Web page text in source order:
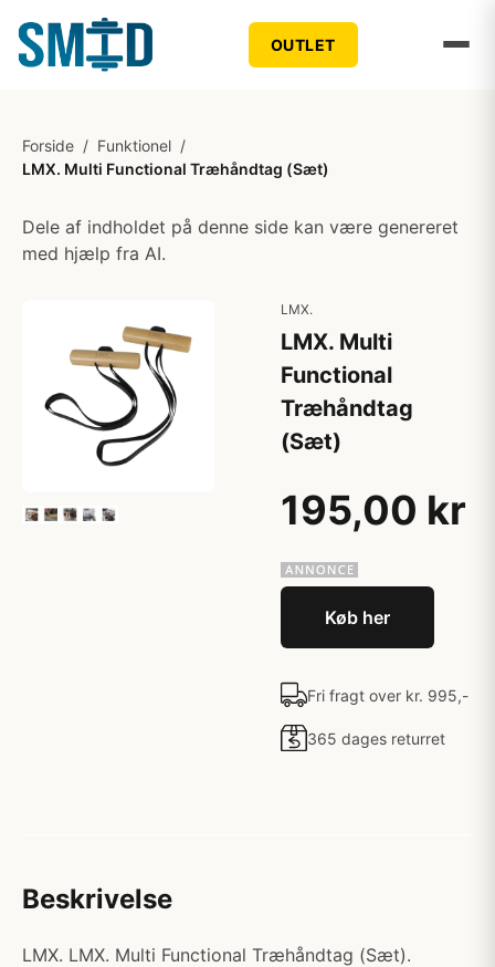
OUTLET
Forside / Funktionel /
LMX. Multi Functional Træhåndtag (Sæt)
Dele af indholdet på denne side kan være genereret
med hjælp fra AI.
LMX.
LMX. Multi
Functional
Træhåndtag
(Sæt)
195,00 kr
Køb her
Fri fragt over kr. 995,-
365 dages returret
Beskrivelse
LMX. LMX. Multi Functional Træhåndtag (Sæt).